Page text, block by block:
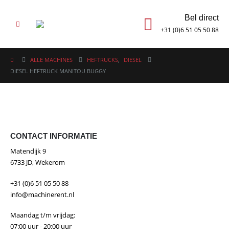
Bel direct
+31 (0)6 51 05 50 88
ALLE MACHINES HEFTRUCKS,
DIESEL
DIESEL HEFTRUCK MANITOU BUGGY
CONTACT INFORMATIE
Matendijk 9
6733 JD, Wekerom
+31 (0)6 51 05 50 88
info@machinerent.nl
Maandag t/m vrijdag:
07:00 uur - 20:00 uur